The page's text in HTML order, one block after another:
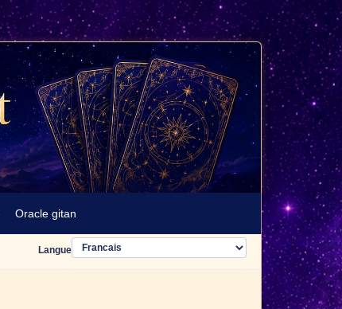
Oracle gitan
Langue